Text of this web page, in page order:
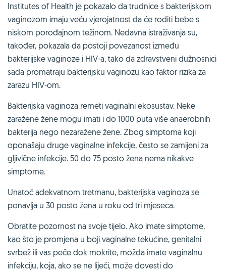
Institutes of Health je pokazalo da trudnice s bakterijskom
vaginozom imaju veću vjerojatnost da će roditi bebe s
niskom porođajnom težinom. Nedavna istraživanja su,
također, pokazala da postoji povezanost između
bakterijske vaginoze i HIV-a, tako da zdravstveni dužnosnici
sada promatraju bakterijsku vaginozu kao faktor rizika za
zarazu HIV-om.
Bakterijska vaginoza remeti vaginalni ekosustav. Neke
zaražene žene mogu imati i do 1000 puta više anaerobnih
bakterija nego nezaražene žene. Zbog simptoma koji
oponašaju druge vaginalne infekcije, često se zamijeni za
gljivične infekcije. 50 do 75 posto žena nema nikakve
simptome.
Unatoč adekvatnom tretmanu, bakterijska vaginoza se
ponavlja u 30 posto žena u roku od tri mjeseca.
Obratite pozornost na svoje tijelo. Ako imate simptome,
kao što je promjena u boji vaginalne tekućine, genitalni
svrbež ili vas peče dok mokrite, možda imate vaginalnu
infekciju, koja, ako se ne liječi, može dovesti do